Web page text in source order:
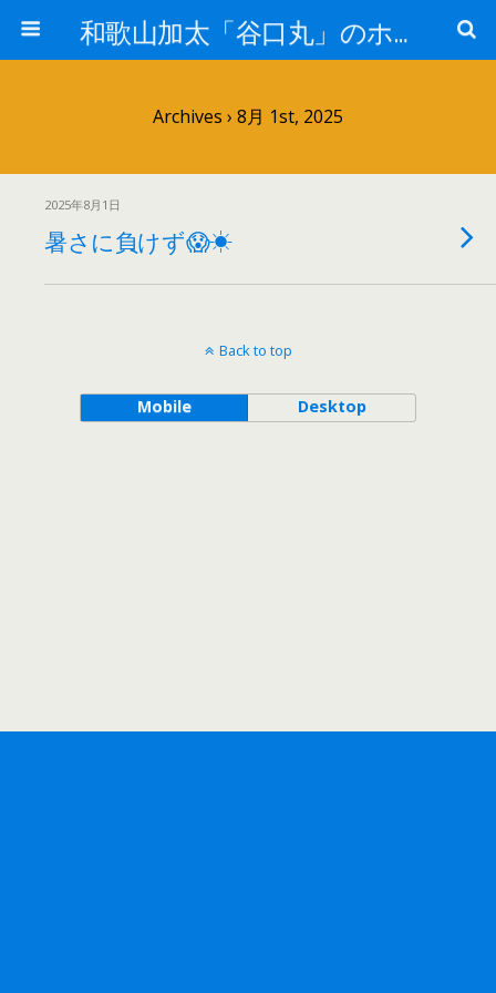
和歌山加太「谷口丸」のホームページ
Archives › 8月 1st, 2025
2025年8月1日
暑さに負けず😱☀
Back to top
Mobile Desktop